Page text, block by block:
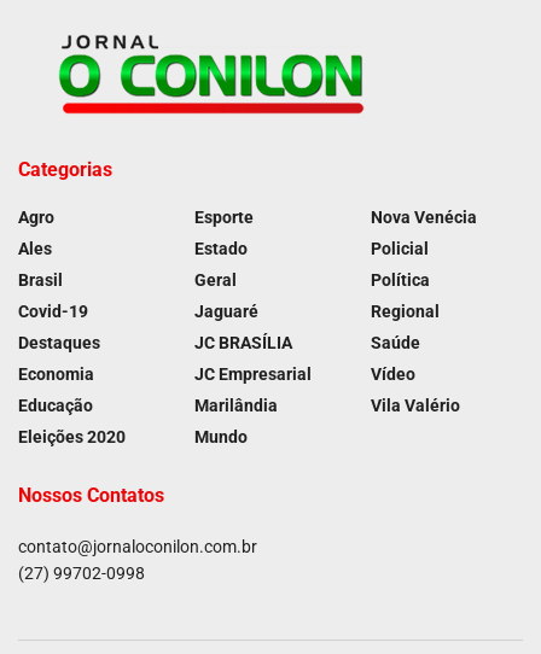
Categorias
Agro
Ales
Brasil
Covid-19
Destaques
Economia
Educação
Eleições 2020
Esporte
Estado
Geral
Jaguaré
JC BRASÍLIA
JC Empresarial
Marilândia
Mundo
Nova Venécia
Policial
Política
Regional
Saúde
Vídeo
Vila Valério
Nossos Contatos
contato@jornaloconilon.com.br
(27) 99702-0998